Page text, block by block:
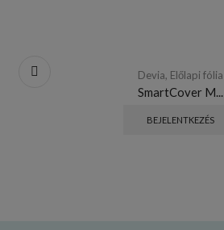
Devia, Előlapi fólia
SmartCover M...
BEJELENTKEZÉS